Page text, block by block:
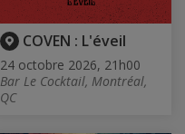
COVEN : L'éveil
24 octobre 2026, 21h00
Bar Le Cocktail, Montréal,
QC